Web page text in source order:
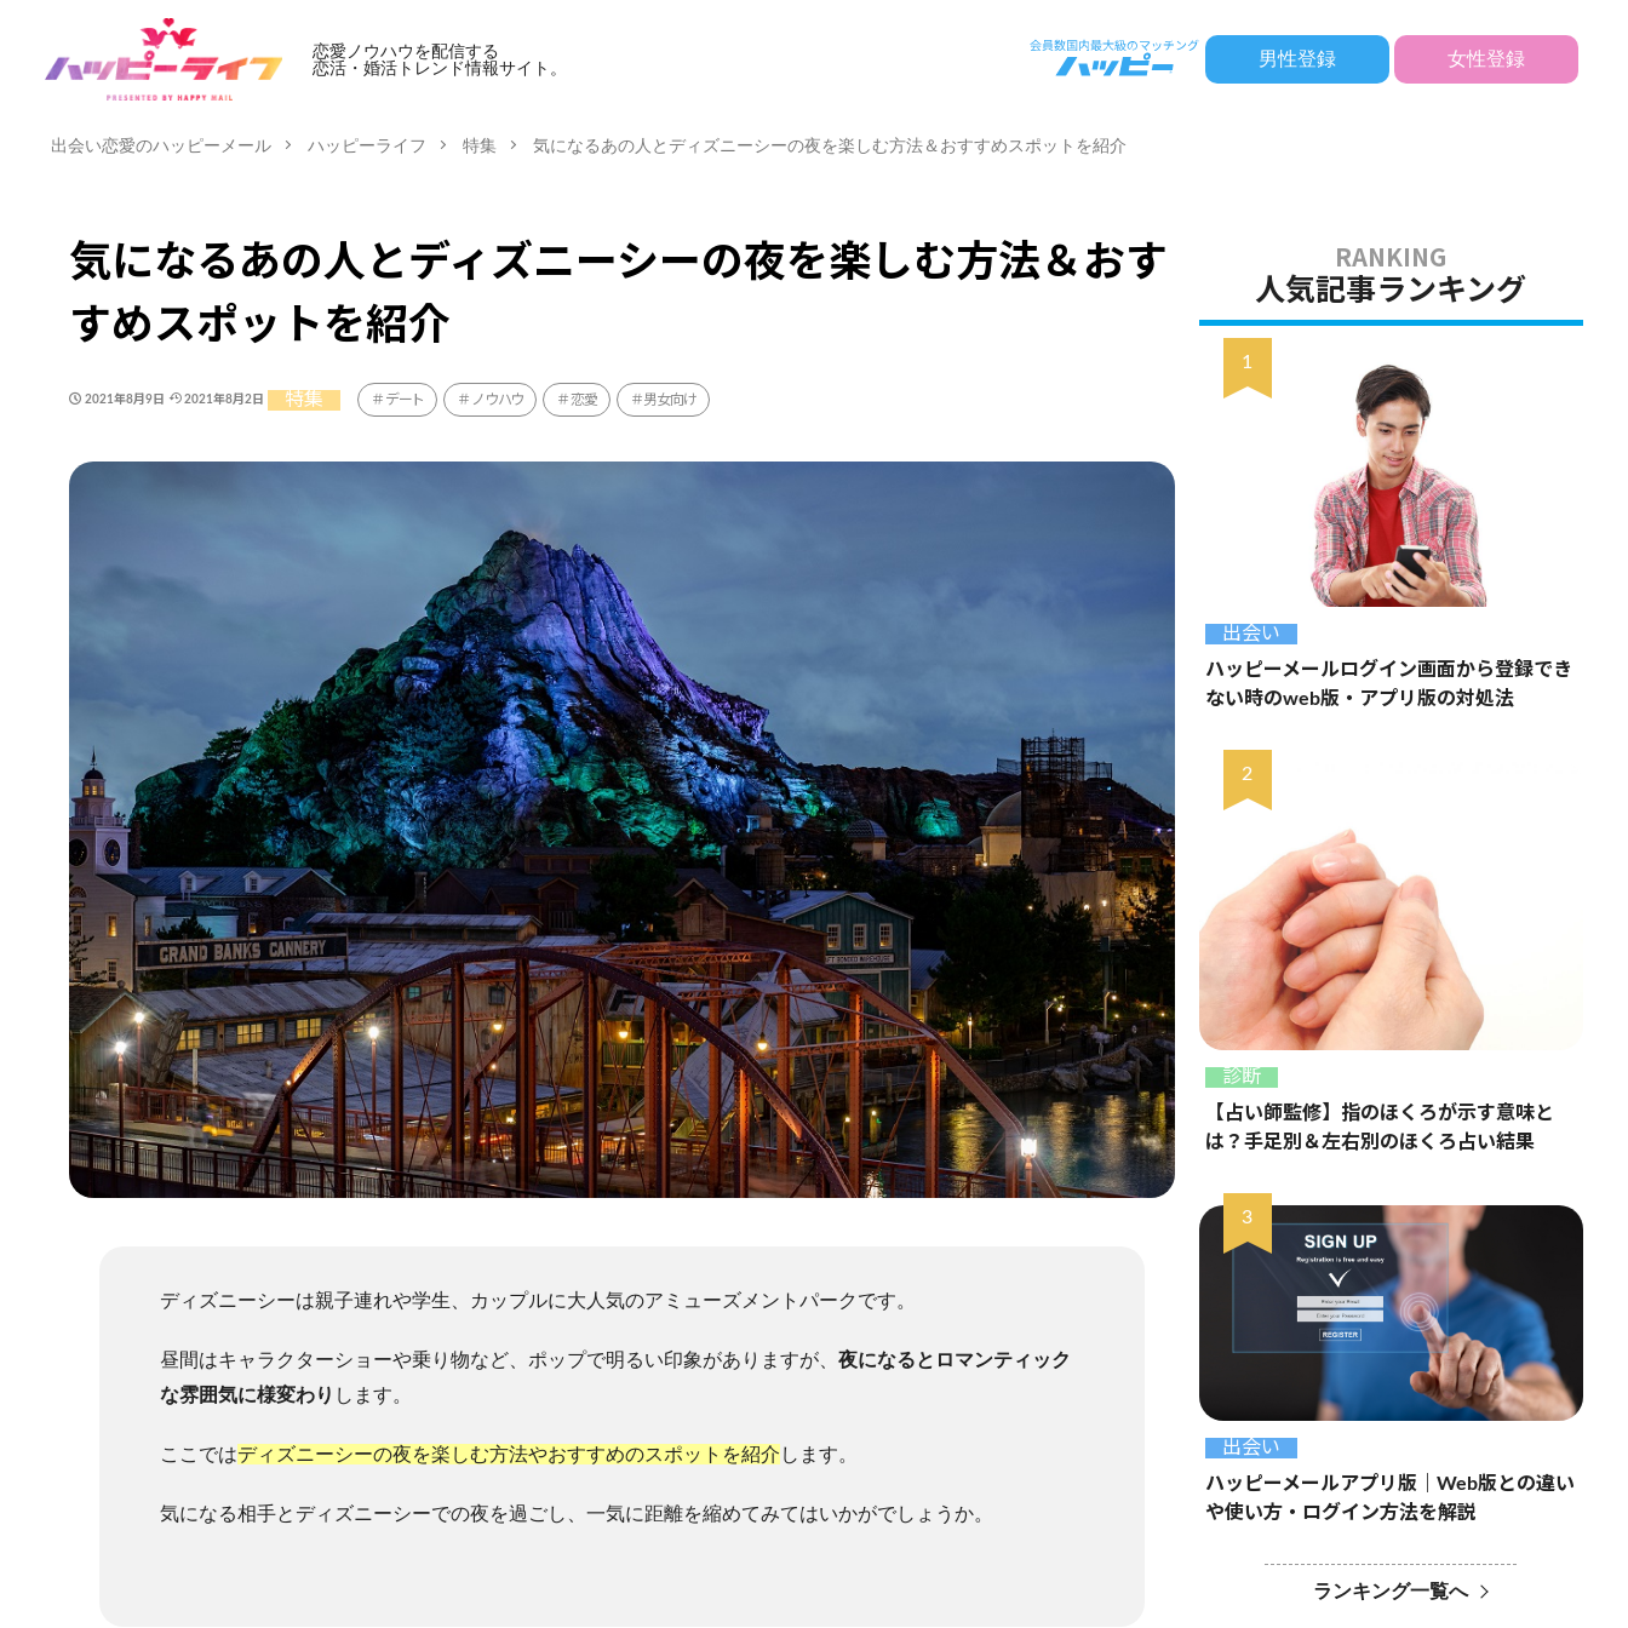
恋愛ノウハウを配信する
恋活・婚活トレンド情報サイト。
男性登録 女性登録
出会い恋愛のハッピーメール ハッピーライフ 特集 気になるあの人とディズニーシーの夜を楽しむ方法＆おすすめスポットを紹介
気になるあの人とディズニーシーの夜を楽しむ方法＆おす
すめスポットを紹介
2021年8月9日 2021年8月2日 特集 デート ノウハウ 恋愛 男女向け
ディズニーシーは親子連れや学生、カップルに大人気のアミューズメントパークです。
昼間はキャラクターショーや乗り物など、ポップで明るい印象がありますが、 夜になるとロマンティック
な雰囲気に様変わり します。
ここではディズニーシーの夜を楽しむ方法やおすすめのスポットを紹介 します。
気になる相手とディズニーシーでの夜を過ごし、一気に距離を縮めてみてはいかがでしょうか。
人気記事ランキング
出会い
ハッピーメールログイン画面から登録でき
ない時のweb版・アプリ版の対処法
診断
【占い師監修】指のほくろが示す意味と
は？手足別＆左右別のほくろ占い結果
出会い
ハッピーメールアプリ版｜Web版との違い
や使い方・ログイン方法を解説
ランキング一覧へ